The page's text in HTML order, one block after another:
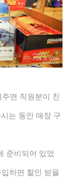
면 직원분이 친
는 동안 매장 구
준비되어 있었
하면 할인 받을